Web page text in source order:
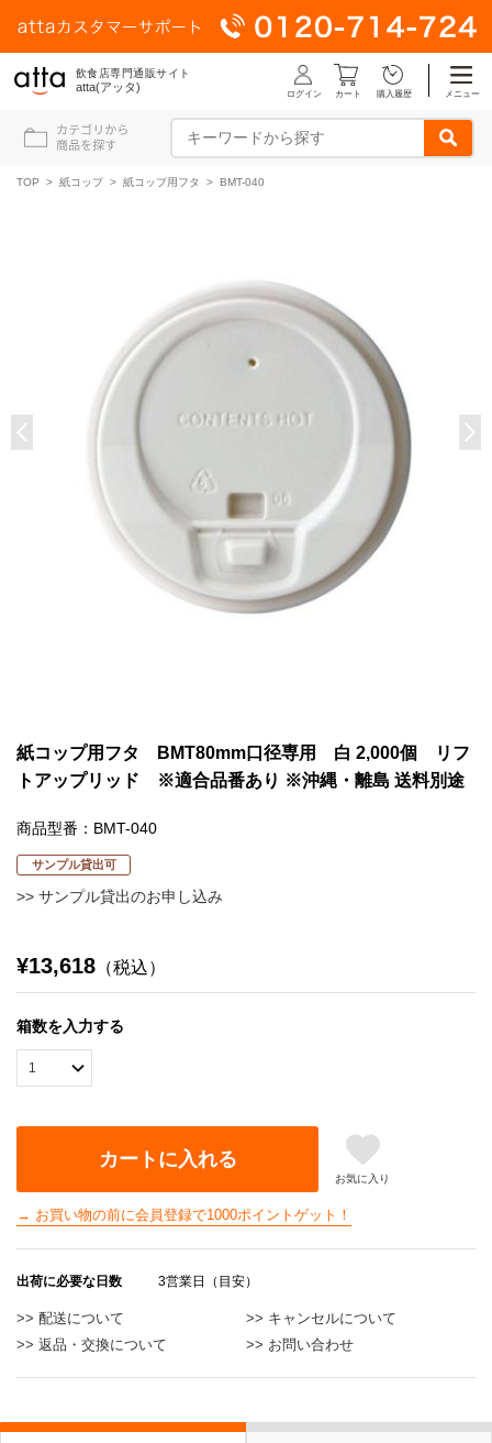
飲食店専門通販サイト
atta(アッタ) ログイン カート 購入履歴 メニュー
TOP > 紙コップ> 紙コップ用フタ > BMT-040
紙コップ用フタ BMT80mm口径専用 白 2,000個 リフ
トアップリッド ※適合品番あり ※沖縄・離島 送料別途
商品型番：BMT-040
サンプル貸出可
>> サンプル貸出のお申し込み
¥13,618 （税込）
箱数を入力する
カートに入れる
お気に入り
→ お買い物の前に会員登録で1000ポイントゲット！
出荷に必要な日数 3営業日（目安）
>> 配送について
>> キャンセルについて
>> 返品・交換について
>> お問い合わせ